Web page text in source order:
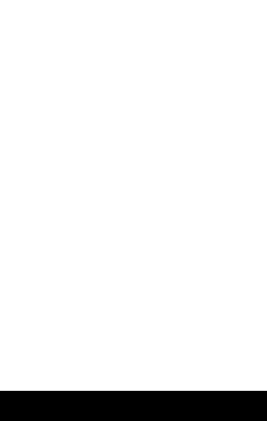
Tromsø - Jekta